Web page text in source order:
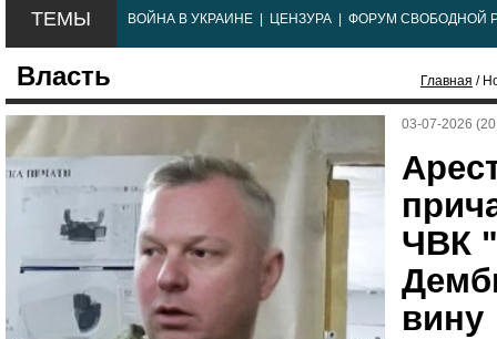
ТЕМЫ ВОЙНА В УКРАИНЕ ЦЕНЗУРА ФОРУМ СВОБОДНОЙ
Власть Главная /
03-07-2026
ЧВК
вину